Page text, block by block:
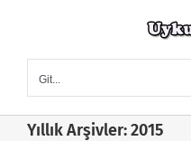
Git...
Yıllık Arşivler:2015